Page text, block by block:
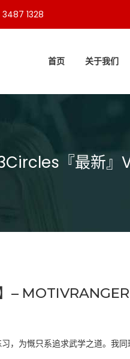
1328
首页 关于我们
3Circles『最新』
– MOTIVRANGER
，为慨只系追求武学之道。我